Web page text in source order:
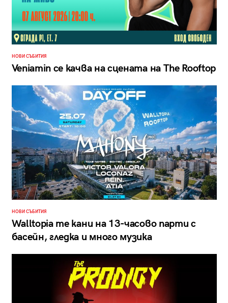
НОВИ СЪБИТИЯ
Veniamin се качва на сцената на The Rooftop
НОВИ СЪБИТИЯ
Walltopia те кани на 13-часово парти с
басейн, гледка и много музика